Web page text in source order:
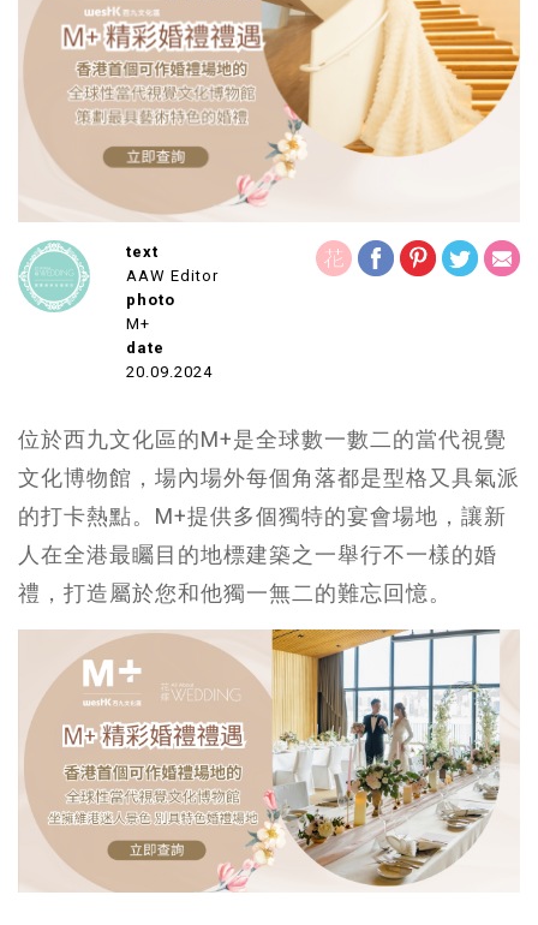
text
AAW Editor
photo
M+
date
20.09.2024
位於西九文化區的M+是全球數一數二的當代視覺
文化博物館，場內場外每個角落都是型格又具氣派
的打卡熱點。M+提供多個獨特的宴會場地，讓新
人在全港最矚目的地標建築之一舉行不一樣的婚
禮，打造屬於您和他獨一無二的難忘回憶。